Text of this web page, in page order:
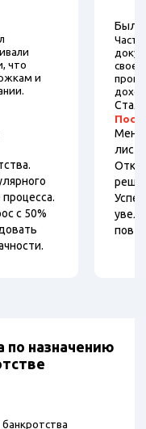
что
и
с 50%
Было:
по назначению